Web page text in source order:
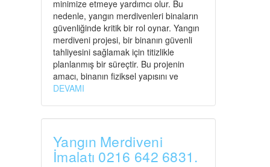
minimize etmeye yardımcı olur. Bu
nedenle, yangın merdivenleri binaların
güvenliğinde kritik bir rol oynar. Yangın
merdiveni projesi, bir binanın güvenli
tahliyesini sağlamak için titizlikle
planlanmış bir süreçtir. Bu projenin
amacı, binanın fiziksel yapısını ve
DEVAMI
Yangın Merdiveni
İmalatı 0216 642 6831.